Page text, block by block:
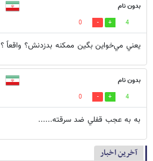
بدون نام
4
0
يعني مي‌خواين بگين ممكنه بدزدنش؟ واقعاً ؟
بدون نام
4
0
به به عجب قفلي ضد سرقته......
آخرین اخبار